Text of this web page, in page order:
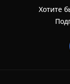
Хотите